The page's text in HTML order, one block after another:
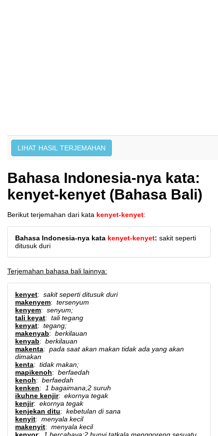
Bahasa Indonesia-nya kata:
kenyet-kenyet (Bahasa Bali)
Berikut terjemahan dari kata kenyet-kenyet:
Bahasa Indonesia-nya kata kenyet-kenyet: sakit seperti
ditusuk duri
Terjemahan bahasa bali lainnya:
kenyet: sakit seperti ditusuk duri
makenyem: tersenyum
kenyem: senyum;
tali keyat: tali tegang
kenyat: tegang;
makenyab: berkilauan
kenyab: berkilauan
makenta: pada saat akan makan tidak ada yang akan
dimakan
kenta: tidak makan;
mapikenoh: berfaedah
kenoh: berfaedah
kenken:
1 bagaimana;2 suruh
ikuhne kenjir: ekornya tegak
kenjir: ekornya tegak
kenjekan ditu: kebetulan di sana
kenyit: menyala kecil
makenyit: menyala kecil